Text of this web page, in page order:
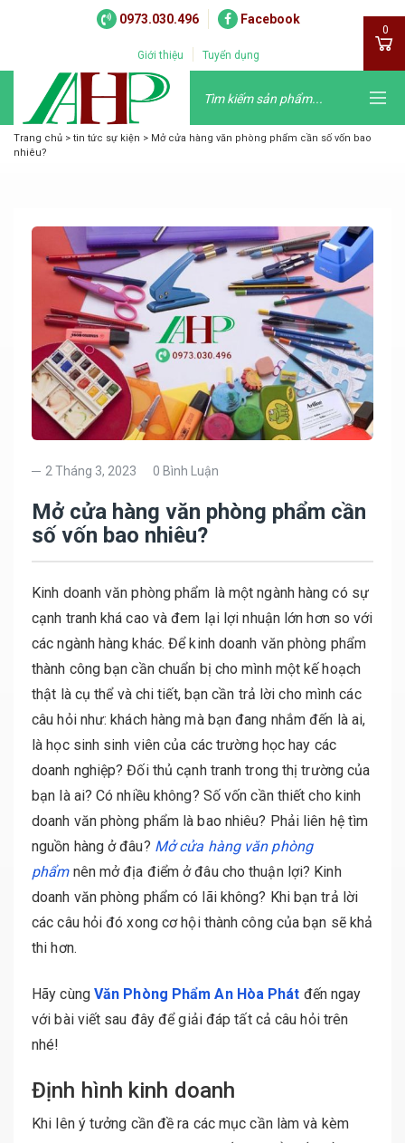
0973.030.496 Facebook
Giới thiệu Tuyển dụng
0
Trang chủ > tin tức sự kiện > Mở cửa hàng văn phòng phẩm cần số vốn bao
nhiêu?
2 Tháng 3, 2023 0 Bình Luận
Mở cửa hàng văn phòng phẩm cần
số vốn bao nhiêu?
Kinh doanh văn phòng phẩm là một ngành hàng có sự
cạnh tranh khá cao và đem lại lợi nhuận lớn hơn so với
các ngành hàng khác. Để kinh doanh văn phòng phẩm
thành công bạn cần chuẩn bị cho mình một kế hoạch
thật là cụ thể và chi tiết, bạn cần trả lời cho mình các
câu hỏi như: khách hàng mà bạn đang nhắm đến là ai,
là học sinh sinh viên của các trường học hay các
doanh nghiệp? Đối thủ cạnh tranh trong thị trường của
bạn là ai? Có nhiều không? Số vốn cần thiết cho kinh
doanh văn phòng phẩm là bao nhiêu? Phải liên hệ tìm
nguồn hàng ở đâu? Mở cửa hàng văn phòng
phẩmnên mở địa điểm ở đâu cho thuận lợi? Kinh
doanh văn phòng phẩm có lãi không? Khi bạn trả lời
các câu hỏi đó xong cơ hội thành công của bạn sẽ khả
thi hơn.
Hãy cùng Văn Phòng Phẩm An Hòa Phát đến ngay
với bài viết sau đây để giải đáp tất cả câu hỏi trên
nhé!
Định hình kinh doanh
Khi lên ý tưởng cần đề ra các mục cần làm và kèm